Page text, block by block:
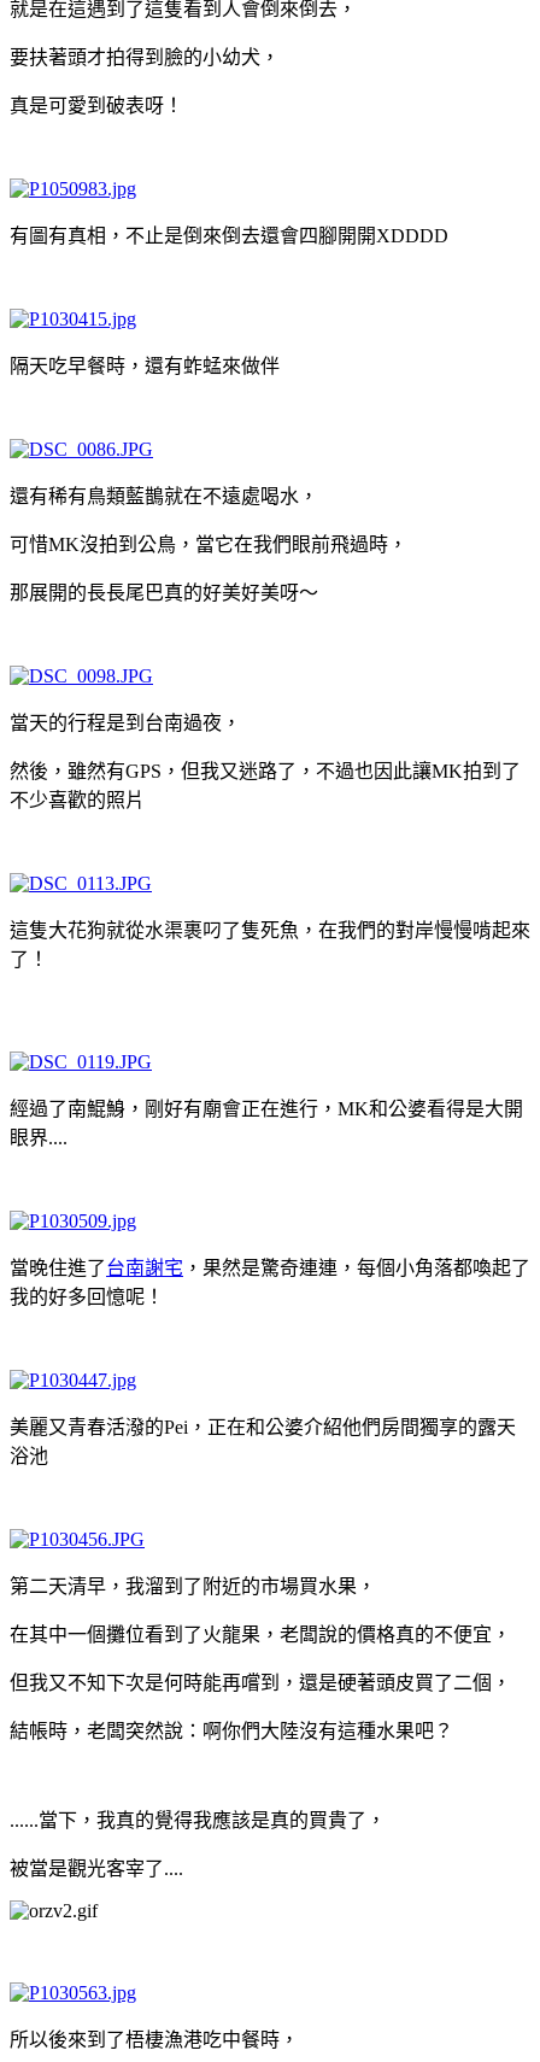
就是在這遇到了這隻看到人會倒來倒去，
要扶著頭才拍得到臉的小幼犬，
真是可愛到破表呀！
有圖有真相，不止是倒來倒去還會四腳開開XDDDD
隔天吃早餐時，還有蚱蜢來做伴
還有稀有鳥類藍鵲就在不遠處喝水，
可惜MK沒拍到公鳥，當它在我們眼前飛過時，
那展開的長長尾巴真的好美好美呀～
當天的行程是到台南過夜，
然後，雖然有GPS，但我又迷路了，不過也因此讓MK拍到了
不少喜歡的照片
這隻大花狗就從水渠裹叼了隻死魚，在我們的對岸慢慢啃起來
了！
經過了南鯤鯓，剛好有廟會正在進行，MK和公婆看得是大開
眼界....
當晚住進了台南謝宅 ，果然是驚奇連連，每個小角落都喚起了
我的好多回憶呢！
美麗又青春活潑的Pei，正在和公婆介紹他們房間獨享的露天
浴池
第二天清早，我溜到了附近的市場買水果，
在其中一個攤位看到了火龍果，老闆說的價格真的不便宜，
但我又不知下次是何時能再嚐到，還是硬著頭皮買了二個，
結帳時，老闆突然說：啊你們大陸沒有這種水果吧？
......當下，我真的覺得我應該是真的買貴了，
被當是觀光客宰了....
所以後來到了梧棲漁港吃中餐時，